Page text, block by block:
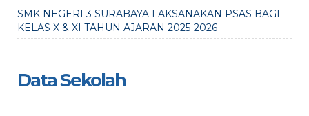
SMK NEGERI 3 SURABAYA LAKSANAKAN PSAS BAGI
KELAS X & XI TAHUN AJARAN 2025-2026
Data Sekolah